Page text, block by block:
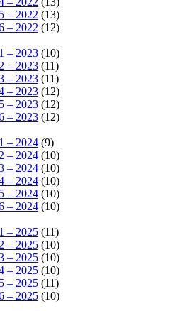
– 2022 (13)
– 2022 (12)
– 2023 (10)
– 2023 (11)
– 2023 (11)
– 2023 (12)
– 2023 (12)
– 2023 (12)
– 2024 (9)
– 2024 (10)
– 2024 (10)
– 2024 (10)
– 2024 (10)
– 2024 (10)
– 2025 (11)
– 2025 (10)
– 2025 (10)
– 2025 (10)
– 2025 (11)
– 2025 (10)